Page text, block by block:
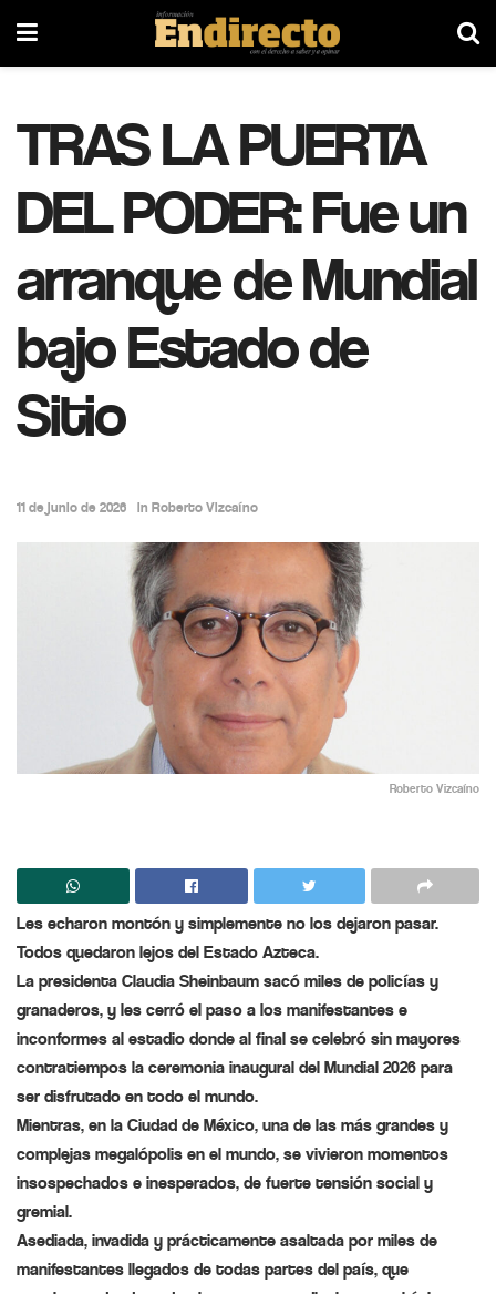
TRAS LA PUERTA
DEL PODER: Fue un
arranque de Mundial
bajo Estado de
Sitio
11 de junio de 2026 in Roberto Vizcaíno
Roberto Vizcaíno
Les echaron montón y simplemente no los dejaron pasar.
Todos quedaron lejos del Estado Azteca.
La presidenta Claudia Sheinbaum sacó miles de policías y
granaderos, y les cerró el paso a los manifestantes e
inconformes al estadio donde al final se celebró sin mayores
contratiempos la ceremonia inaugural del Mundial 2026 para
ser disfrutado en todo el mundo.
Mientras, en la Ciudad de México, una de las más grandes y
complejas megalópolis en el mundo, se vivieron momentos
insospechados e inesperados, de fuerte tensión social y
gremial.
Asediada, invadida y prácticamente asaltada por miles de
manifestantes llegados de todas partes del país, que